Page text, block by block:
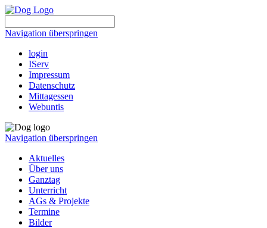
Navigation überspringen
login
IServ
Impressum
Datenschutz
Mittagessen
Webuntis
Navigation überspringen
Aktuelles
Über uns
Ganztag
Unterricht
AGs & Projekte
Termine
Bilder